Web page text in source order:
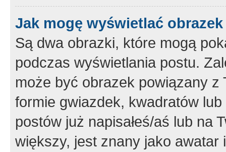
Jak mogę wyświetlać
Są dwa obrazki, które mogą
podczas wyświetlania postu.
może być obrazek powiązany z
formie gwiazdek, kwadratów
postów już napisałeś/aś lub na
większy, jest znany jako